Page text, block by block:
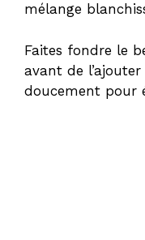
mélange
Faites fondre le
avant de
doucement pour